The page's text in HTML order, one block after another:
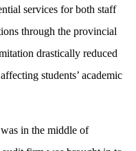
services for both staff
through the provincial
drastically reduced
students’ academic
in the middle of